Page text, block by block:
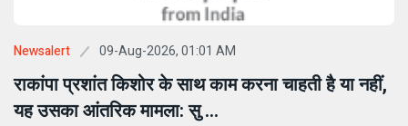
Newsalert 09-Aug-2026, 01:01 AM
राकांपा प्रशांत किशोर के साथ काम करना चाहती है या नहीं,
यह उसका आंतरिक मामला: सु ...